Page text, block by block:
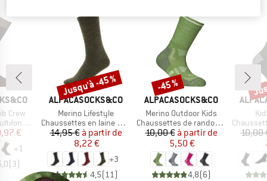
Crew
réduit
€
+1
(3)
MARQUE
ALPACASOCKS&CO
Article
Merino Lifestyle
Product group
Chaussettes en laine mérinos
Prix
14,95 € Prix réduit
à partir de
8,22 €
+3
4,5(11)
Remise
Jusqu'à -45 %
MARQUE
ALPACASOCKS&CO
Article
Merino Outdoor Kids
Product group
Chaussettes de randonnée
Prix
10,00 € Prix réduit
à partir de
5,50 €
4,8(6)
Remise
-45 %
Product
Chaussettes
10,00